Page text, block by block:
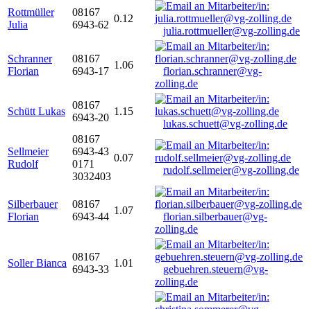
Rottmüller
Julia
08167
6943-62
0.12
julia.rottmueller@vg-zolling.de
Schranner
Florian
08167
6943-17
1.06
florian.schranner@vg-
zolling.de
Schütt Lukas
08167
6943-20
1.15
lukas.schuett@vg-zolling.de
Sellmeier
Rudolf
08167
6943-43
0171
3032403
0.07
rudolf.sellmeier@vg-zolling.de
Silberbauer
Florian
08167
6943-44
1.07
florian.silberbauer@vg-
zolling.de
Soller Bianca
08167
6943-33
1.01
gebuehren.steuern@vg-
zolling.de